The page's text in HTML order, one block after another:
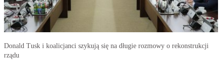
Donald Tusk i koalicjanci szykują się na długie rozmowy o rekonstrukcji
rządu